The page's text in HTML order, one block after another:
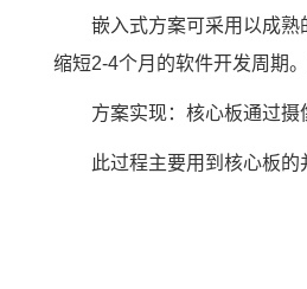
嵌入式方案可采用以成熟
缩短2-4个月的软件开发周期
方案实现：核心板通过
此过程主要用到核心板